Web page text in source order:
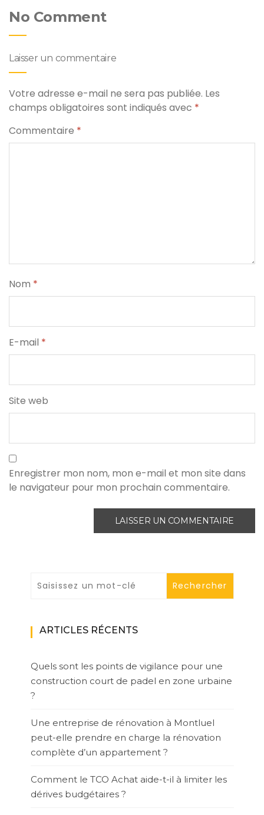
No Comment
Laisser un commentaire
Votre adresse e-mail ne sera pas publiée. Les
champs obligatoires sont indiqués avec *
Commentaire *
Nom *
E-mail *
Site web
Enregistrer mon nom, mon e-mail et mon site dans
le navigateur pour mon prochain commentaire.
ARTICLES RÉCENTS
Quels sont les points de vigilance pour une
construction court de padel en zone urbaine
?
Une entreprise de rénovation à Montluel
peut-elle prendre en charge la rénovation
complète d’un appartement ?
Comment le TCO Achat aide-t-il à limiter les
dérives budgétaires ?